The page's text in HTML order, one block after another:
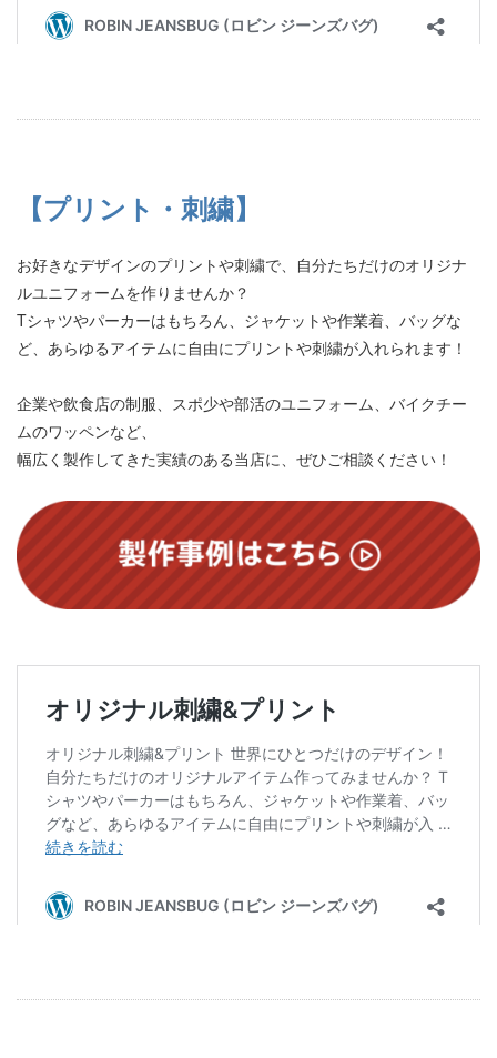
【プリント・刺繍】
お好きなデザインのプリントや刺繍で、自分たちだけのオリジナ
ルユニフォームを作りませんか？
Tシャツやパーカーはもちろん、ジャケットや作業着、バッグな
ど、あらゆるアイテムに自由にプリントや刺繍が入れられます！
企業や飲食店の制服、スポ少や部活のユニフォーム、バイクチー
ムのワッペンなど、
幅広く製作してきた実績のある当店に、ぜひご相談ください！